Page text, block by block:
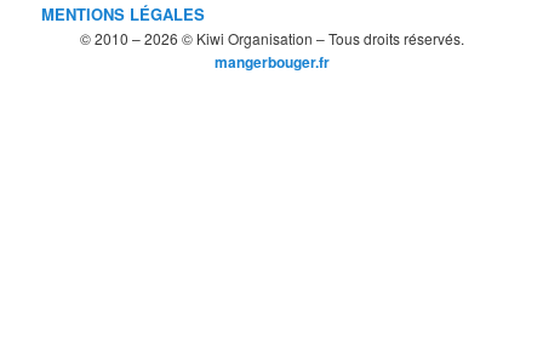
MENTIONS LÉGALES
© 2010 – 2026 © Kiwi Organisation – Tous droits réservés.
mangerbouger.fr